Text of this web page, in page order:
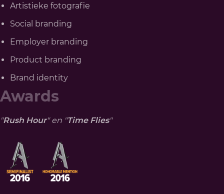
Artistieke fotografie
Social branding
Employer branding
Product branding
Brand identity
Awards
"Rush Hour" en "Time Flies"